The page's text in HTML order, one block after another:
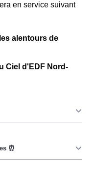
en service suivant
alentours de
Ciel d'EDF Nord-
Marchiennes ou